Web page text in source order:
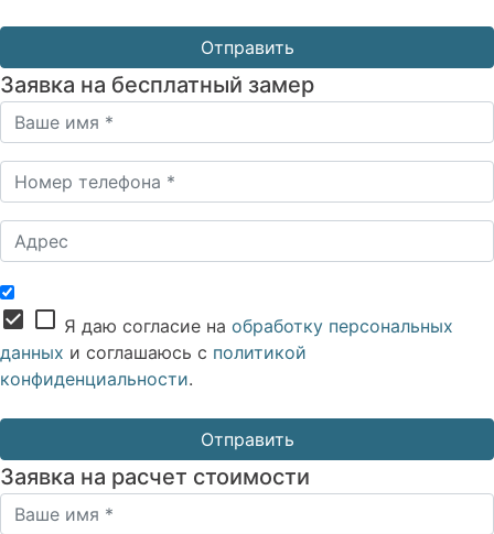
Заявка на бесплатный замер
check_box check_box_outline_blank Я даю согласие на обработку персональных
данных и соглашаюсь с политикой
конфиденциальности.
Заявка на расчет стоимости